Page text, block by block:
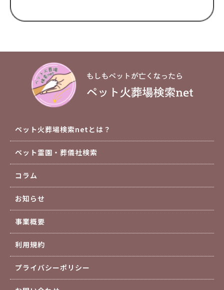
ペット火葬場検索netとは？
ペット霊園・葬儀社検索
コラム
お知らせ
事業概要
利用規約
プライバシーポリシー